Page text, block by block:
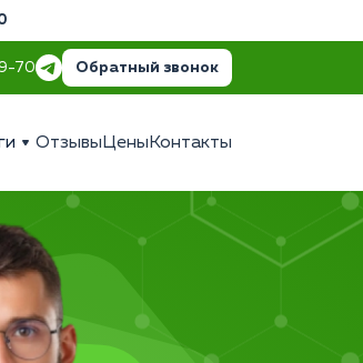
70 Обратный звонок
Отзывы Цены Контакты